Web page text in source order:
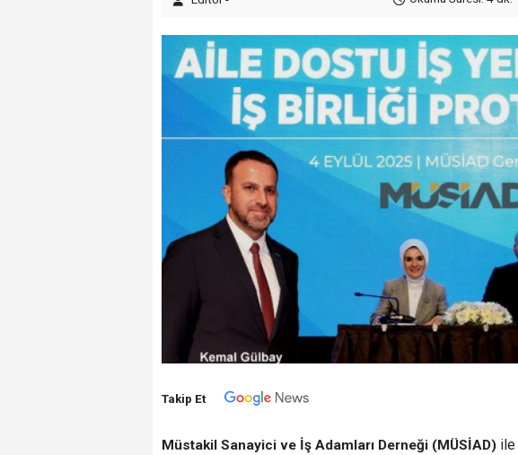
Takip Et
Müstakil Sanayici ve İş Adamları Derneği (MÜSİAD)ile